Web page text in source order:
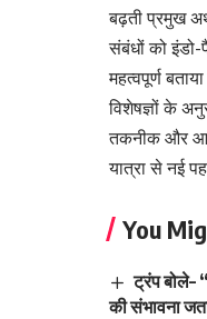
बढ़ती प्रमुख
संबंधों को इंडो-
महत्वपूर्ण
विशेषज्ञों के
तकनीक और
यात्रा से नई
You
ट्रंप बोले–
की संभावना